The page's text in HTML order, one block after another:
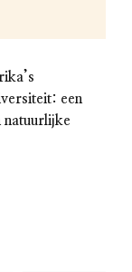
een
natuurlijke